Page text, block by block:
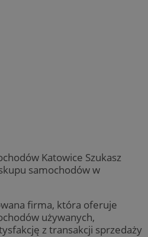
Katowice Szukasz
samochodów w
firma, która oferuje
używanych,
z transakcji sprzedaży